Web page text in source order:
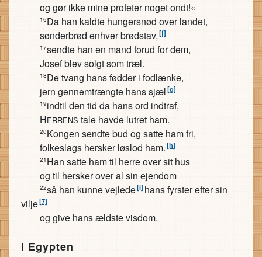
og gør ikke mine profeter noget ondt!«
16Da han kaldte hungersnød over landet,
sønderbrød enhver brødstav,[f]
17sendte han en mand forud for dem,
Josef blev solgt som træl.
18De tvang hans fødder i fodlænke,
jern gennemtrængte hans sjæl[g]
19indtil den tid da hans ord indtraf,
HERRENS tale havde lutret ham.
20Kongen sendte bud og satte ham fri,
folkeslags hersker løslod ham.[h]
21 Han satte ham til herre over sit hus
og til hersker over al sin ejendom
22så han kunne vejlede[i]hans fyrster efter sin
vilje[7]
og give hans ældste visdom.
I Egypten